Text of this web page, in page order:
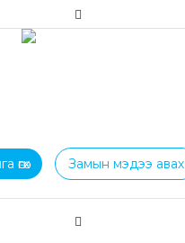
өгөх Замын мэдээ авах